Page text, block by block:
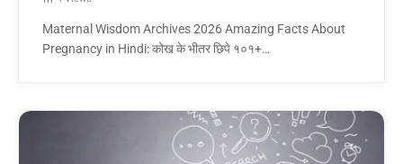
Maternal Wisdom Archives 2026 Amazing Facts About
Pregnancy in Hindi: कोख के भीतर छिपे १०१+…